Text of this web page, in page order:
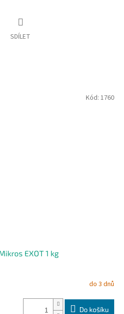
SDÍLET
EXOT 1 kg
do 3 dnů
Do košíku
Kód: 1760